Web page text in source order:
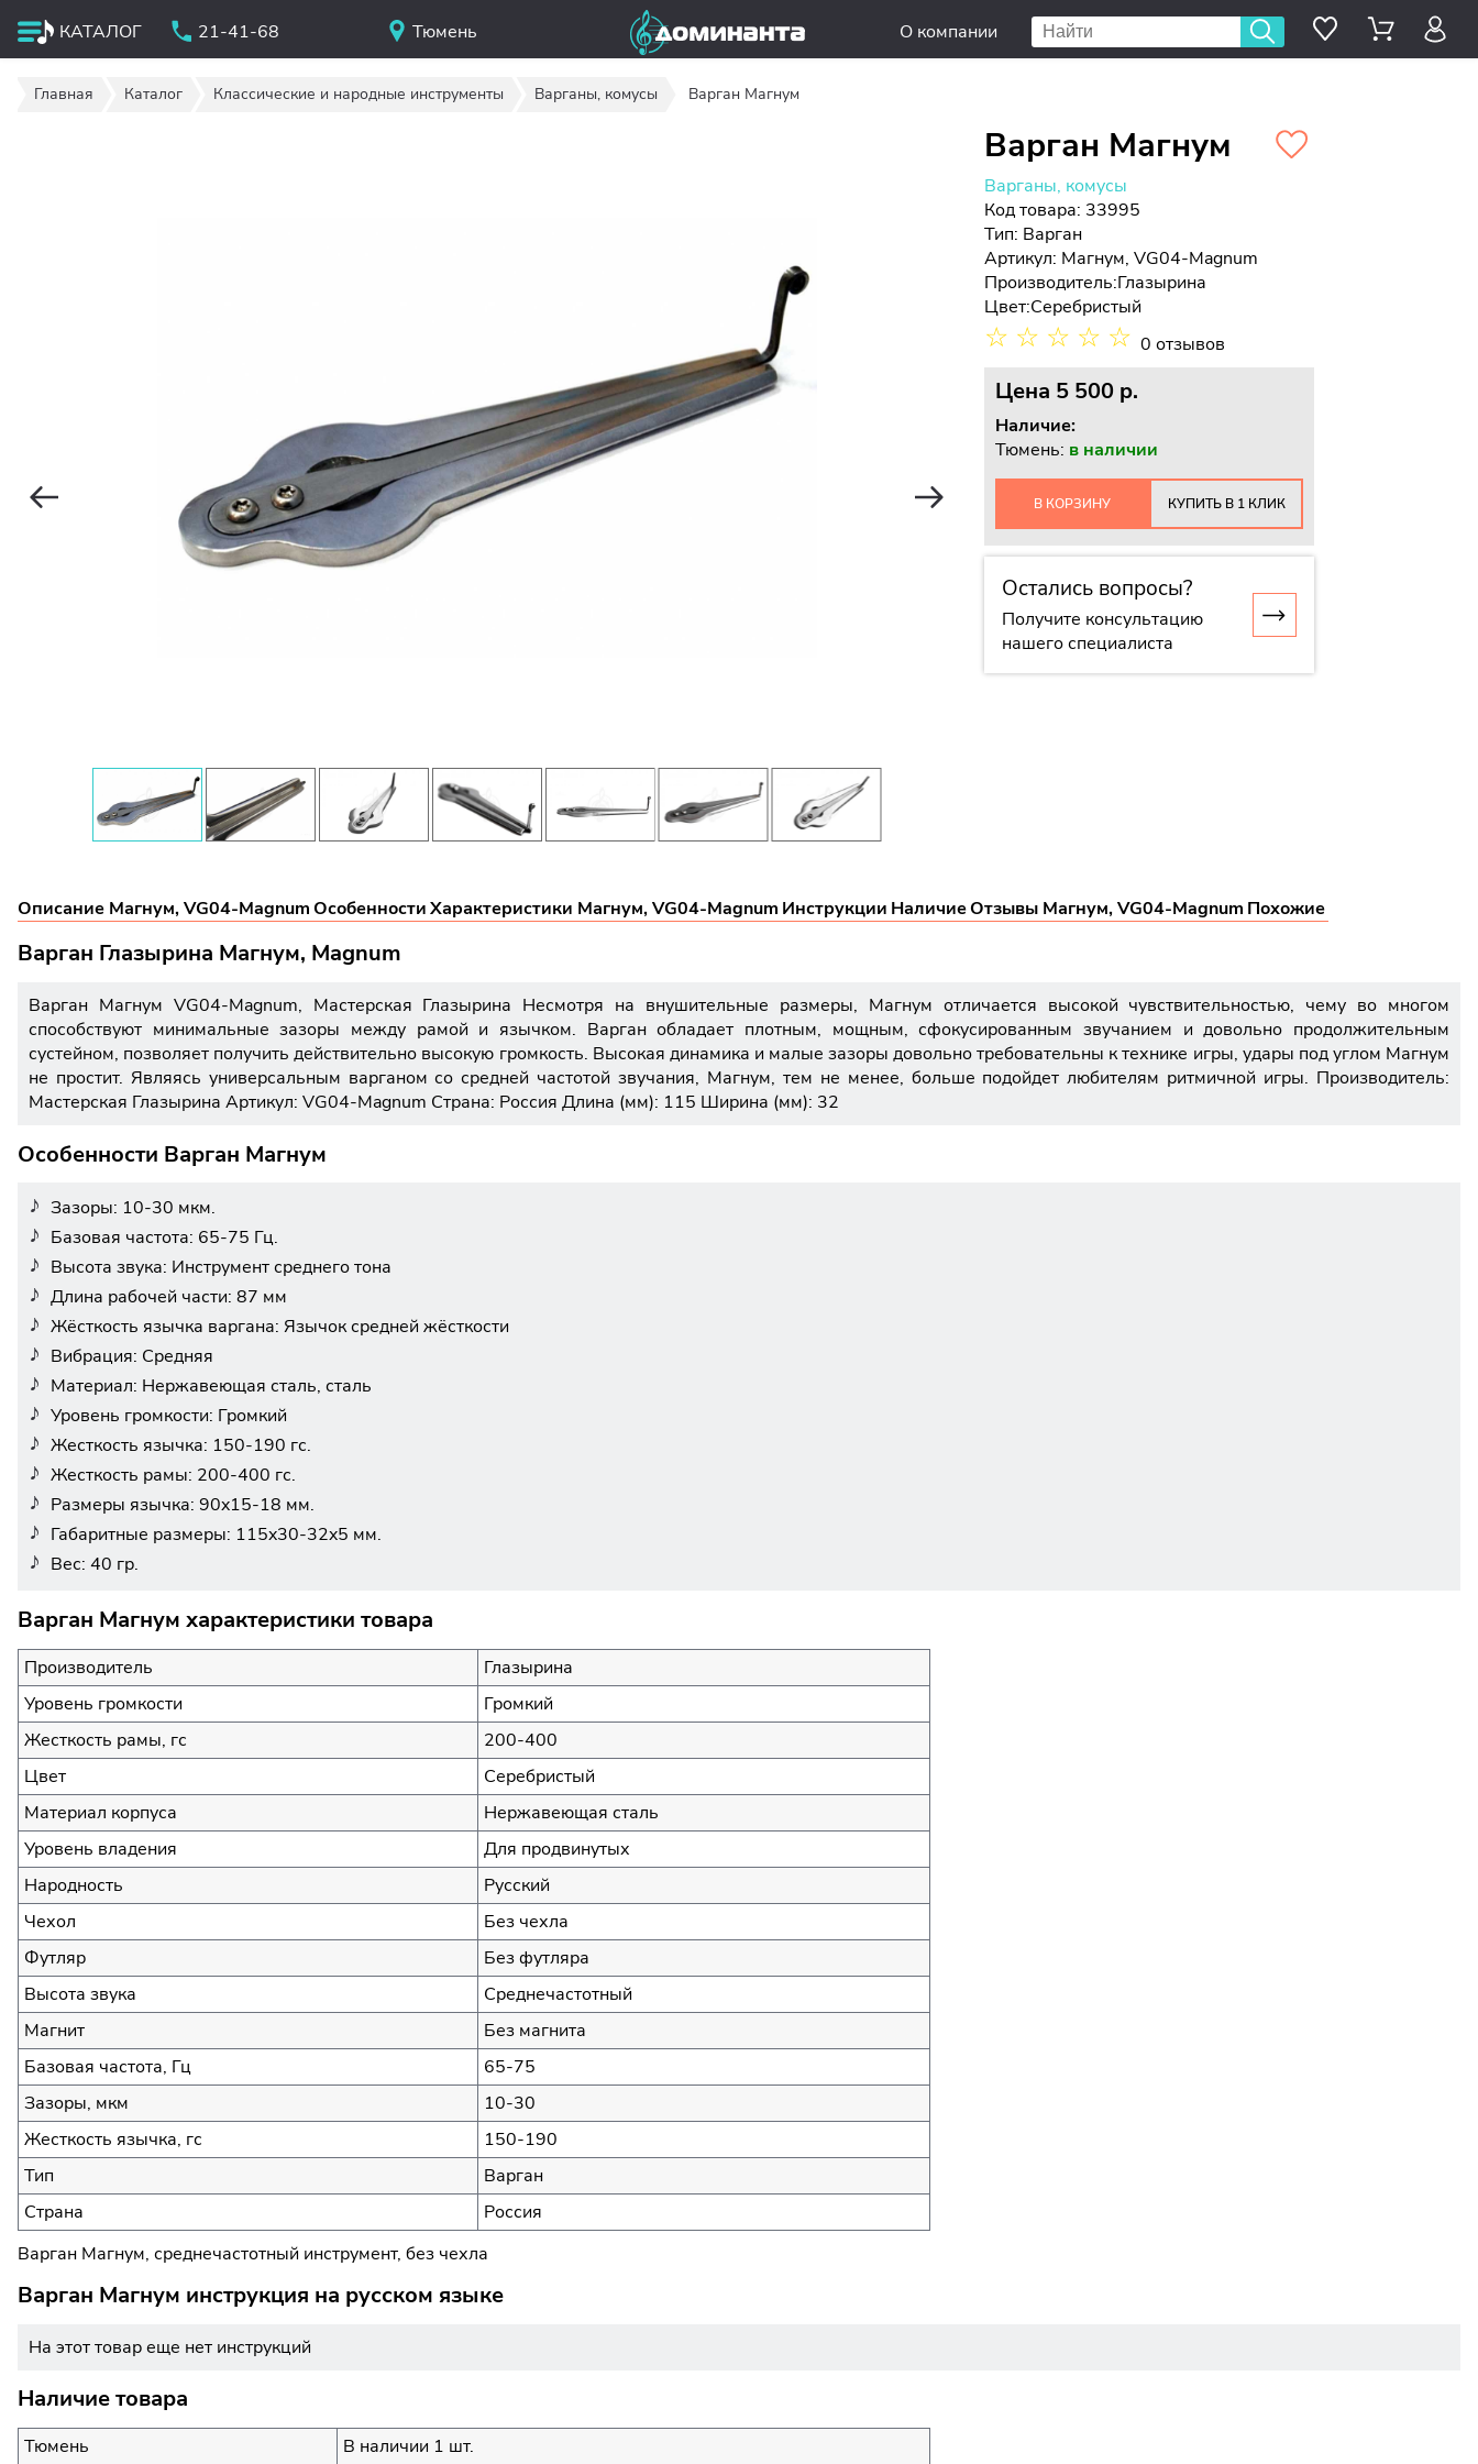
КАТАЛОГ 21-41-68 Тюмень О компании
Главная Каталог Классические и народные инструменты Варганы, комусы Варган Магнум
Варган Магнум
Варганы, комусы
Код товара: 33995
Тип: Варган
Артикул: Магнум, VG04-Magnum
Производитель:Глазырина
Цвет:Серебристый
☆ ☆ ☆ ☆ ☆ 0 отзывов
Цена 5 500 p.
Наличие:
Тюмень: в наличии
В КОРЗИНУ КУПИТЬ В 1 КЛИК
Остались вопросы?
Получите консультацию
нашего специалиста
Описание Магнум, VG04-MagnumОсобенностиХарактеристики Магнум, VG04-Magnum Инструкции НаличиеОтзывы Магнум, VG04-Magnum Похожие
Варган Глазырина Магнум, Magnum
Варган Магнум VG04-Magnum, Мастерская Глазырина Несмотря на внушительные размеры, Магнум отличается высокой чувствительностью, чему во многом
способствуют минимальные зазоры между рамой и язычком. Варган обладает плотным, мощным, сфокусированным звучанием и довольно продолжительным
сустейном, позволяет получить действительно высокую громкость. Высокая динамика и малые зазоры довольно требовательны к технике игры, удары под углом Магнум
не простит. Являясь универсальным варганом со средней частотой звучания, Магнум, тем не менее, больше подойдет любителям ритмичной игры. Производитель:
Мастерская Глазырина Артикул: VG04-Magnum Страна: Россия Длина (мм): 115 Ширина (мм): 32
Особенности Варган Магнум
Зазоры: 10-30 мкм.
Базовая частота: 65-75 Гц.
Высота звука: Инструмент среднего тона
Длина рабочей части: 87 мм
Жёсткость язычка варгана: Язычок средней жёсткости
Вибрация: Средняя
Материал: Нержавеющая сталь, сталь
Уровень громкости: Громкий
Жесткость язычка: 150-190 гс.
Жесткость рамы: 200-400 гс.
Размеры язычка: 90x15-18 мм.
Габаритные размеры: 115x30-32x5 мм.
Вес: 40 гр.
Варган Магнум характеристики товара
Производитель
Глазырина
Уровень громкости
Громкий
Жесткость рамы, гс
200-400
Цвет
Серебристый
Материал корпуса
Нержавеющая сталь
Уровень владения
Для продвинутых
Народность
Русский
Чехол
Без чехла
Футляр
Без футляра
Высота звука
Среднечастотный
Магнит
Без магнита
Базовая частота, Гц
65-75
Зазоры, мкм
10-30
Жесткость язычка, гс
150-190
Тип
Варган
Страна
Россия
Варган Магнум, среднечастотный инструмент, без чехла
Варган Магнум инструкция на русском языке
На этот товар еще нет инструкций
Наличие товара
Тюмень В наличии 1 шт.